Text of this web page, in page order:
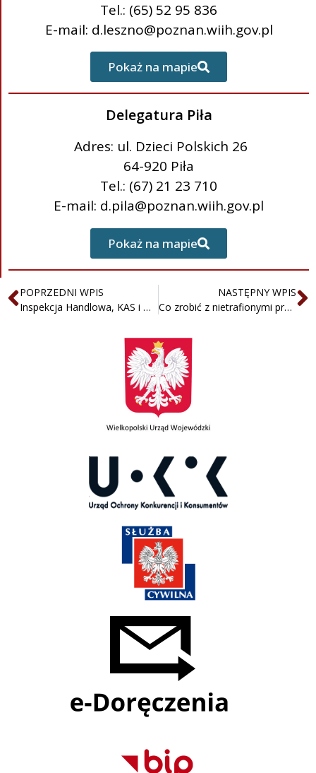
Tel.: (65) 52 95 836
E-mail: d.leszno@poznan.wiih.gov.pl
Pokaż na mapie
Delegatura Piła
Adres: ul. Dzieci Polskich 26
64-920 Piła
Tel.: (67) 21 23 710
E-mail: d.pila@poznan.wiih.gov.pl
Pokaż na mapie
POPRZEDNI WPIS
Inspekcja Handlowa, KAS i UOKiK skontrolowali zabawki
NASTĘPNY WPIS
Co zrobić z nietrafionymi prezentami?